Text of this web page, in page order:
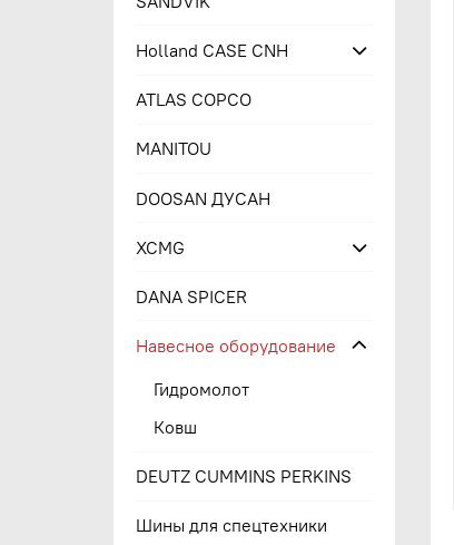
Holland CASE CNH
ATLAS COPCO
MANITOU
DOOSAN ДУСАН
XCMG
DANA SPICER
Навесное оборудование
Гидромолот
Ковш
DEUTZ CUMMINS PERKINS
Шины для спецтехники